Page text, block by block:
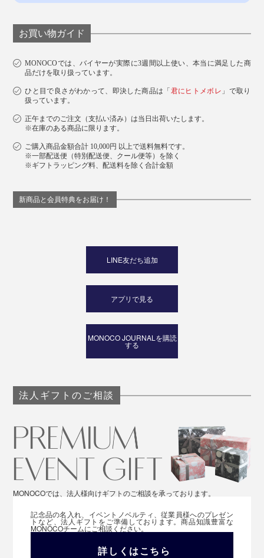
あとも、しばらく使っていたほど。とうとう、今日「買
います！」とメールが来ました（笑）
この“水ようじ”の気持ちよさ、あなたもトリコになるは
ずです。
お買い物ガイド
MONOCOでは、バイヤーが実際に3週間以上使い、本当に満足した商
品だけを取り扱っています。
ひと目で良さがわかって、即決した商品は「君にヒトメボレ 」で取り
扱っています。
正午までのご注文（支払い済み）は当日出荷いたします。
※在庫のある商品に限ります。
ご購入商品金額合計 10,000円 以上で送料無料です。
※一部配送便（特別配送便、クール便等）を除く
※ギフトラッピング料、配送料を除く合計金額
新商品と会員特典をお届け！
LINE友だち追加
アプリで見る
MONOCO JOURNALを購読
する
法人ギフトのご相談
MONOCOでは、法人様向けギフトのご相談を承っております。
記念品の名入れ、イベントノベルティ、従業員様へのプレゼン
トなど、法人ギフトをご準備しております。商品知識豊富な
MONOCOチームにご相談ください。
詳しくはこちら